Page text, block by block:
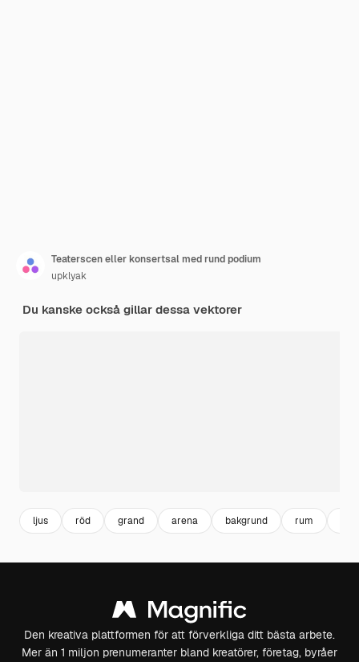
Teaterscen eller konsertsal med rund podium
upklyak
Du kanske också gillar dessa vektorer
ljus röd grand arena bakgrund rum
Den kreativa plattformen för att förverkliga ditt bästa arbete.
Mer än 1 miljon prenumeranter bland kreatörer, företag, byråer